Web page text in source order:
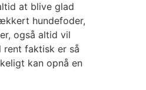
at blive glad
hundefoder,
også altid vil
rent faktisk er så
kan opnå en